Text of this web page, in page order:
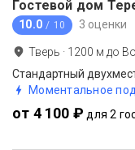
Гостевой дом
10.0 / 10 3 оценки
Тверь · 1200 м до
Стандартный
Моментальное
от 4 100 ₽ для 2